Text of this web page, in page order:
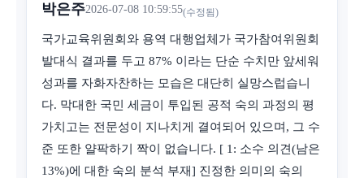
박은주2026-07-08 10:59:55(수정됨)
국가교육위원회와 용역 대행업체가 국가참여위원회
발대식 결과를 두고 87% 이라는 단순 수치만 앞세워
성과를 자화자찬하는 모습은 대단히 실망스럽습니
다. 막대한 국민 세금이 투입된 공적 숙의 과정의 평
가치고는 전문성이 지나치게 결여되어 있으며, 그 수
준 또한 얄팍하기 짝이 없습니다. [ 1: 소수 의견(남은
13%)에 대한 숙의 분석 부재] 진정한 의미의 숙의